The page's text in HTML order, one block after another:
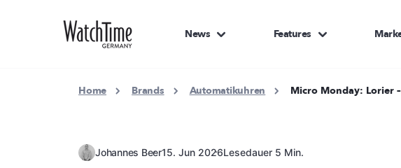
News Features
Home Brands Automatikuhren Micro Monday: Lorier
Johannes Beer15. Jun 2026Lesedauer 5 Min.